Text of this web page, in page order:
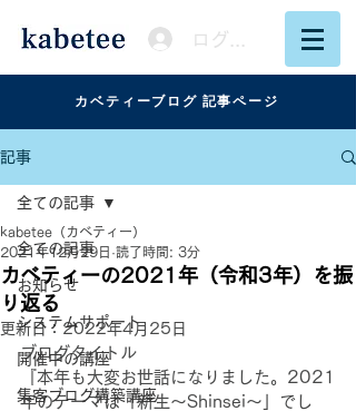
ログイン
カベティーブログ 記事ページ
記事
全ての記事
お知らせ
システムサポート
開催中の講座
集客ブログ構築講座
全ての記事
カベティーの2021年（令和3年）を振
り返る
kabetee（カベティー）
2021年12月29日 読了時間: 3分
更新日： 2022年4月25日
ブログタイトル
『本年も大変お世話になりました。2021
年のテーマは「新生〜Shinsei〜」でし